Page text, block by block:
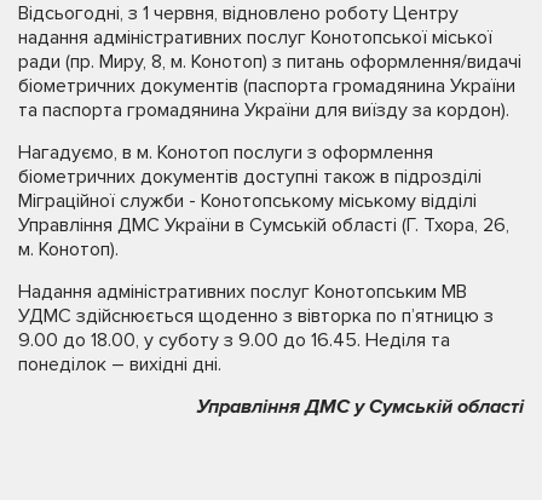
Відсьогодні, з 1 червня, відновлено роботу Центру
надання адміністративних послуг Конотопської міської
ради (пр. Миру, 8, м. Конотоп) з питань оформлення/видачі
біометричних документів (паспорта громадянина України
та паспорта громадянина України для виїзду за кордон).
Нагадуємо, в м. Конотоп послуги з оформлення
біометричних документів доступні також в підрозділі
Міграційної служби - Конотопському міському відділі
Управління ДМС України в Сумській області (Г. Тхора, 26,
м. Конотоп).
Надання адміністративних послуг Конотопським МВ
УДМС здійснюється щоденно з вівторка по п’ятницю з
9.00 до 18.00, у суботу з 9.00 до 16.45. Неділя та
понеділок – вихідні дні.
Управління ДМС у Сумській області